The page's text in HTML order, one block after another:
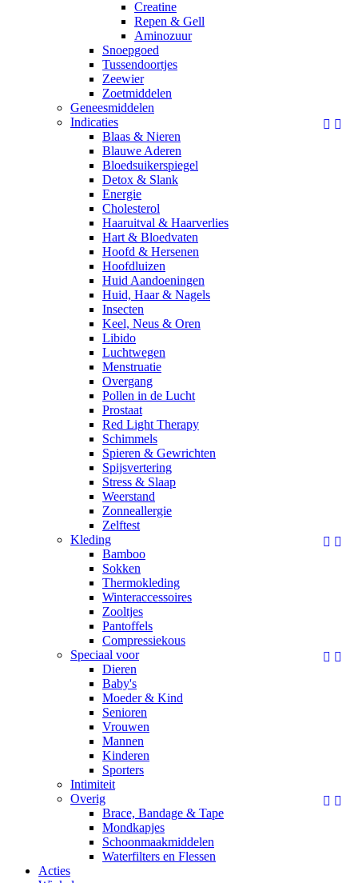
Creatine
Repen & Gell
Aminozuur
Snoepgoed
Tussendoortjes
Zeewier
Zoetmiddelen
Geneesmiddelen
 
Indicaties
Blaas & Nieren
Blauwe Aderen
Bloedsuikerspiegel
Detox & Slank
Energie
Cholesterol
Haaruitval & Haarverlies
Hart & Bloedvaten
Hoofd & Hersenen
Hoofdluizen
Huid Aandoeningen
Huid, Haar & Nagels
Insecten
Keel, Neus & Oren
Libido
Luchtwegen
Menstruatie
Overgang
Pollen in de Lucht
Prostaat
Red Light Therapy
Schimmels
Spieren & Gewrichten
Spijsvertering
Stress & Slaap
Weerstand
Zonneallergie
Zelftest
 
Kleding
Bamboo
Sokken
Thermokleding
Winteraccessoires
Zooltjes
Pantoffels
Compressiekous
 
Speciaal voor
Dieren
Baby's
Moeder & Kind
Senioren
Vrouwen
Mannen
Kinderen
Sporters
Intimiteit
 
Overig
Brace, Bandage & Tape
Mondkapjes
Schoonmaakmiddelen
Waterfilters en Flessen
Acties